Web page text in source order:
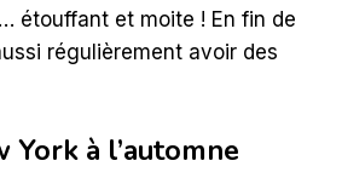
étouffant et moite ! En fin de
régulièrement avoir des
York à l’automne